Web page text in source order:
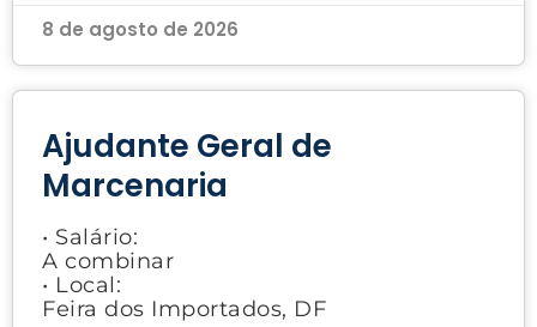
8 de agosto de 2026
Ajudante Geral de
Marcenaria
• Salário:
A combinar
• Local:
Feira dos Importados, DF